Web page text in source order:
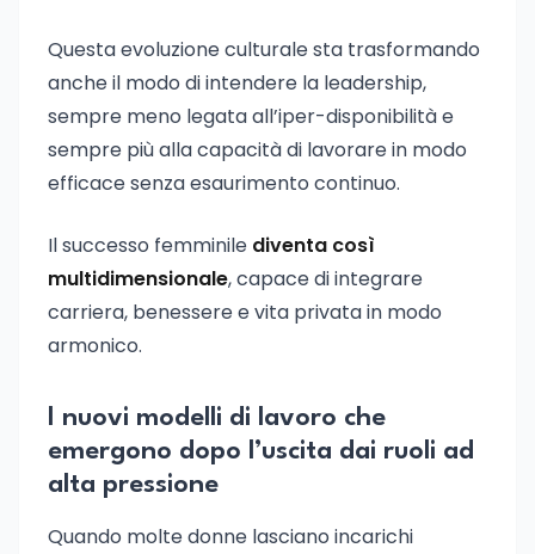
Questa evoluzione culturale sta trasformando
anche il modo di intendere la leadership,
sempre meno legata all’iper-disponibilità e
sempre più alla capacità di lavorare in modo
efficace senza esaurimento continuo.
Il successo femminile diventa così
multidimensionale, capace di integrare
carriera, benessere e vita privata in modo
armonico.
I nuovi modelli di lavoro che
emergono dopo l’uscita dai ruoli ad
alta pressione
Quando molte donne lasciano incarichi